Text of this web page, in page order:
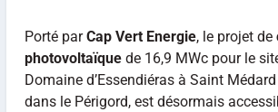
Porté parCap Vert Energie, le projet de
photovoltaïquede 16,9 MWc pour le
Domaine d’Essendiéras à Saint Médard
dans le Périgord, est désormais